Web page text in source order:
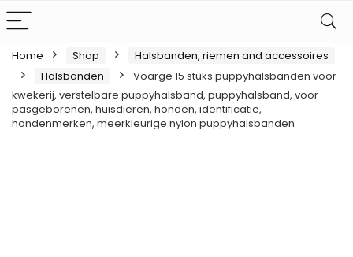
Home Shop
Halsbanden, riemen and accessoires
Halsbanden
Voarge 15 stuks puppyhalsbanden voor
kwekerij, verstelbare puppyhalsband, puppyhalsband, voor
pasgeborenen, huisdieren, honden, identificatie,
hondenmerken, meerkleurige nylon puppyhalsbanden